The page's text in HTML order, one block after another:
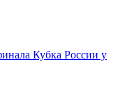
Кубка России у